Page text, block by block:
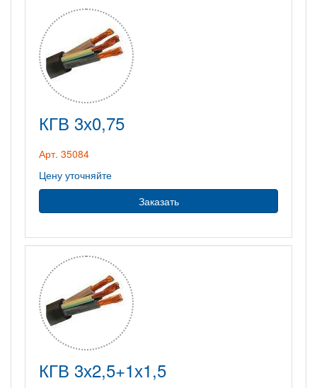
КГВ 3х0,75
Арт. 35084
Цену уточняйте
Заказать
КГВ 3х2,5+1х1,5